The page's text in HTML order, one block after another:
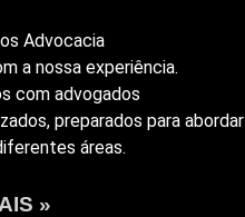
Advocacia
a nossa experiência.
com advogados
preparados para abordar
áreas.
»